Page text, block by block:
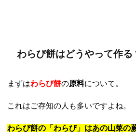
わらび餅はどうやって作る
まずはわらび餅の原料について。
これはご存知の人も多いですよね。
わらび餅の「わらび」はあの山菜の